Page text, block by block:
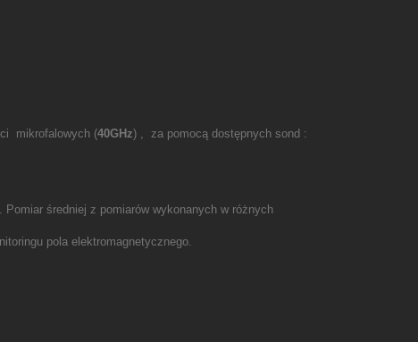
mikrofalowych (40GHz) , za pomocą dostępnych sond :
średniej z pomiarów wykonanych w różnych
pola elektromagnetycznego.